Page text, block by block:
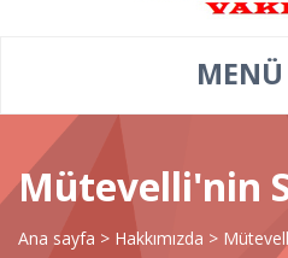
MENÜ
Mütevelli'nin
Ana sayfa > Hakkımızda >